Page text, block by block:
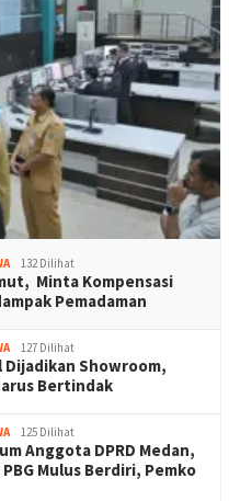
132 Dilihat
Minta Kompensasi
Pemadaman
127 Dilihat
Dijadikan Showroom,
Bertindak
125 Dilihat
Anggota DPRD Medan,
Mulus Berdiri, Pemko